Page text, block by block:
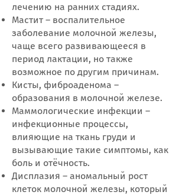
лечению на ранних стадиях.
Мастит – воспалительное
заболевание молочной железы,
чаще всего развивающееся в
период лактации, но также
возможное по другим причинам.
Кисты, фиброаденома –
образования в молочной железе.
Маммологические инфекции –
инфекционные процессы,
влияющие на ткань груди и
вызывающие такие симптомы, как
боль и отёчность.
Дисплазия – аномальный рост
клеток молочной железы, который